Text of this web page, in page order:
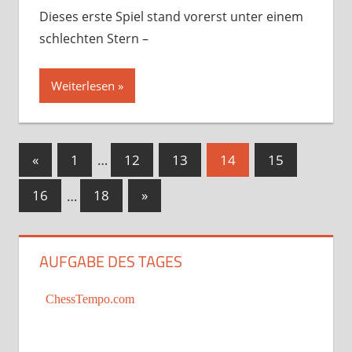
Dieses erste Spiel stand vorerst unter einem
schlechten Stern –
Weiterlesen
Seitennummerierung
der
Beiträge
«Vorherige
Beiträge
1 … 12 13 14
15
16
… 18
Nächste
Beiträge
»
AUFGABE DES TAGES